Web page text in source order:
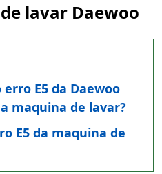
lavar Daewoo
E5 da Daewoo
maquina de lavar?
E5 da maquina de